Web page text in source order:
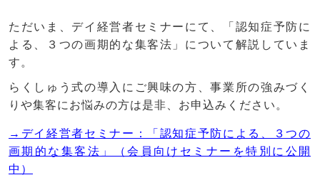
ただいま、デイ経営者セミナーにて、「認知症予防に
よる、３つの画期的な集客法」について解説していま
す。
らくしゅう式の導入にご興味の方、事業所の強みづく
りや集客にお悩みの方は是非、お申込みください。
→デイ経営者セミナー：「認知症予防による、３つの
画期的な集客法」（会員向けセミナーを特別に公開
中）